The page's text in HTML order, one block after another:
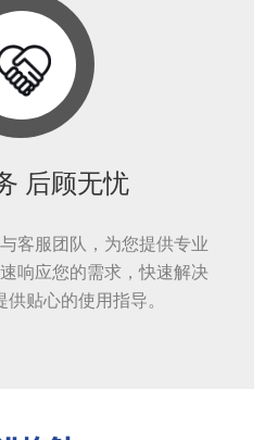
后顾无忧
客服团队，为您提供专业
响应您的需求，快速解决
贴心的使用指导。